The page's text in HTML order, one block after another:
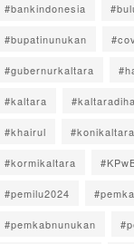
#bankindonesia
#bupatinunukan
#gubernurkaltara
#kaltara
#khairul #konikaltara
#kormikaltara
#pemilu2024
#pemkabnunukan